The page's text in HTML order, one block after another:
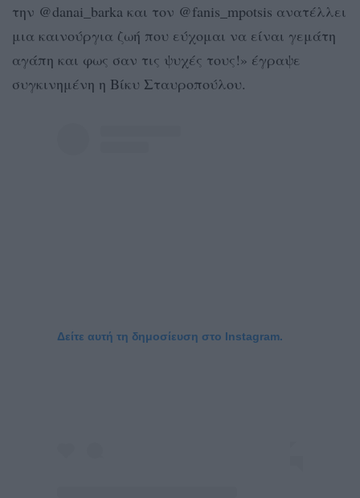
την @danai_barka και τον @fanis_mpotsis ανατέλλει
μια καινούργια ζωή που εύχομαι να είναι γεμάτη
αγάπη και φως σαν τις ψυχές τους!» έγραψε
συγκινημένη η Βίκυ Σταυροπούλου.
Δείτε αυτή τη δημοσίευση στο Instagram.